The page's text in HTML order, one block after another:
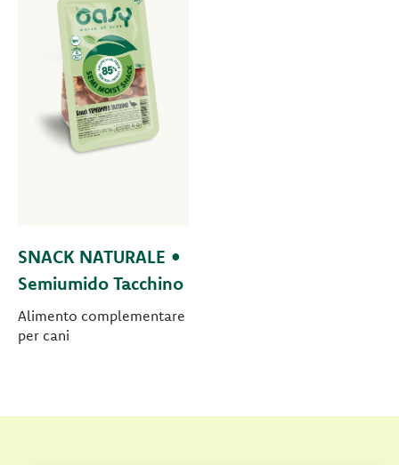
SNACK NATURALE •
Semiumido Tacchino
Alimento complementare
per cani